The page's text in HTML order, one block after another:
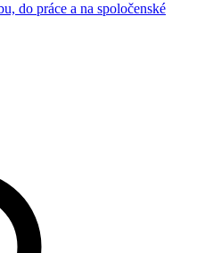
do práce a na spoločenské